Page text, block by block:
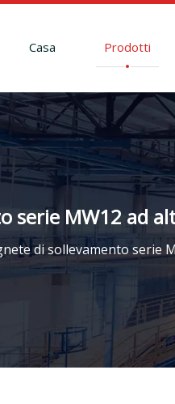
Casa Prodotti
serie MW12 ad
di sollevamento serie